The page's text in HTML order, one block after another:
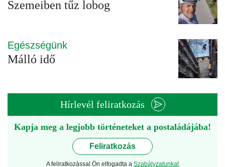
Szemeiben tűz lobog
Egészségünk
Málló idő
Hírlevél feliratkozás
Kapja meg a legjobb történeteket a postaládájába!
Feliratkozás
A feliratkozással Ön elfogadta a Szabályzatunkat